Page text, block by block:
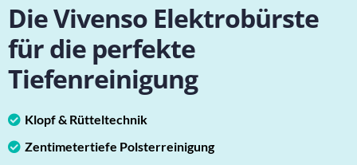
Die Vivenso Elektrobürste
für die perfekte
Tiefenreinigung
Klopf & Rütteltechnik
Zentimetertiefe Polsterreinigung